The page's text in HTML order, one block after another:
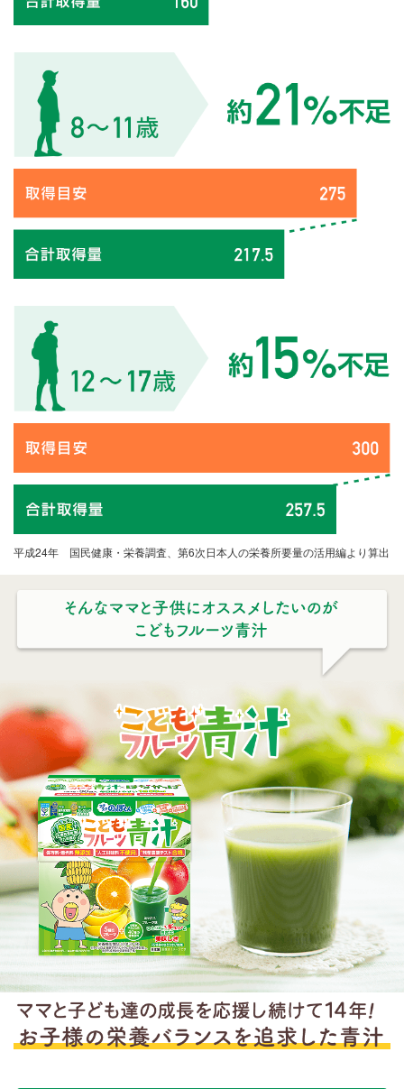
2018年3月1日
新規購入 あとむ
2018年1月24日
★★★★☆
こどもフルーツ青汁を定期購入させて頂いてます。
なに良いものでも味が良くないと子供は進んで食しませ
んが、こちらの商品は栄養価が高いうえ、とても美味し
私が忘れると子供か
ら、『ママ、青汁は？』と催促されます。これからも続
けていきたいと思ってます。
子供が抵抗無く飲んだり食べたりしてくれた事が
決めてです！
平成24年 国民健康・栄養調査、第6次日本人の栄養所要量の活用編より算出